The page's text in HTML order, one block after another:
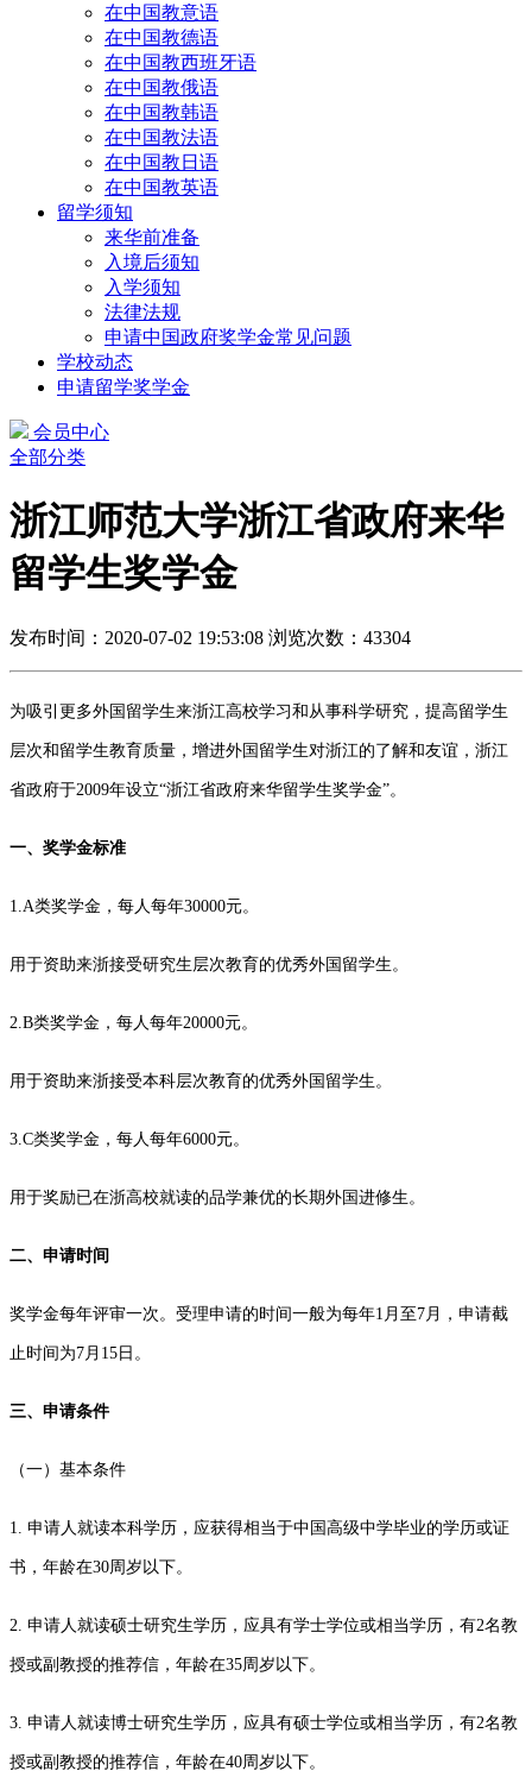
在中国教意语
在中国教德语
在中国教西班牙语
在中国教俄语
在中国教韩语
在中国教法语
在中国教日语
在中国教英语
留学须知
来华前准备
入境后须知
入学须知
法律法规
申请中国政府奖学金常见问题
学校动态
申请留学奖学金
会员中心
全部分类
浙江师范大学浙江省政府来华
留学生奖学金
发布时间：2020-07-02 19:53:08 浏览次数：43304
为吸引更多外国留学生来浙江高校学习和从事科学研究，提高留学生
层次和留学生教育质量，增进外国留学生对浙江的了解和友谊，浙江
省政府于2009年设立“浙江省政府来华留学生奖学金”。
一、奖学金标准
1.A类奖学金，每人每年30000元。
用于资助来浙接受研究生层次教育的优秀外国留学生。
2.B类奖学金，每人每年20000元。
用于资助来浙接受本科层次教育的优秀外国留学生。
3.C类奖学金，每人每年6000元。
用于奖励已在浙高校就读的品学兼优的长期外国进修生。
二、申请时间
奖学金每年评审一次。受理申请的时间一般为每年1月至7月，申请截
止时间为7月15日。
三、申请条件
（一）基本条件
1. 申请人就读本科学历，应获得相当于中国高级中学毕业的学历或证
书，年龄在30周岁以下。
2. 申请人就读硕士研究生学历，应具有学士学位或相当学历，有2名教
授或副教授的推荐信，年龄在35周岁以下。
3. 申请人就读博士研究生学历，应具有硕士学位或相当学历，有2名教
授或副教授的推荐信，年龄在40周岁以下。